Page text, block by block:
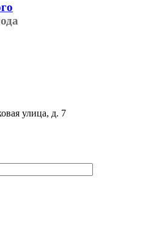
улица, д. 7